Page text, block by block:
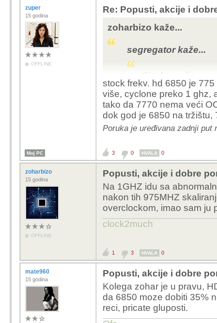
zuper
15 godina
OFFLINE
Re: Popusti, akcije i
zoharbizo kaže...
segregator kaže...
Clockana ili ne,
http://
wxp-aaa-1920-
Memorija je
Jel slusas ti sebe?HD
1GB GGDR5
ju eventualno to
velike OC mogucnosti.
stock frekv. hd 6850 je
više, cyclone preko 1 ghz,
tako da 7770 nema veći
dok god je 6850 na tržištu,
Poruka je uređivana zadnji put
Moj PC 3 0 HVALA 0
zoharbizo
15 godina
OFFLINE
Popusti, akcije i dobre
Na 1GHZ idu sa
nakon tih 975MHZ
overclockom, imao sam ju
clock2much
1 3 HVALA 0
mate960
15 godina
Popusti, akcije i dobre
Kolega zohar je u pravu,
da 6850 moze dobiti 35%
reci, pricate gluposti.